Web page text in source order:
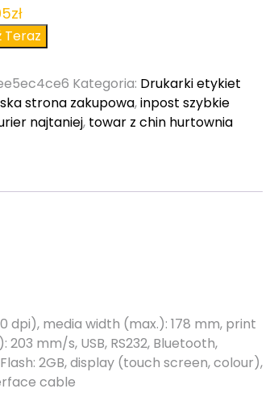
zł
Teraz
Kategoria: Drukarki etykiet
strona zakupowa,inpost szybkie
najtaniej, towar z chin hurtownia
media width (max.): 178 mm, print
mm/s, USB, RS232, Bluetooth,
Flash: 2GB, display (touch screen, colour),
cable